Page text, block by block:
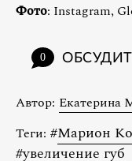
Фото: Instagram,
0
Автор: Екатерина
Теги: #Марион
#увеличение губ